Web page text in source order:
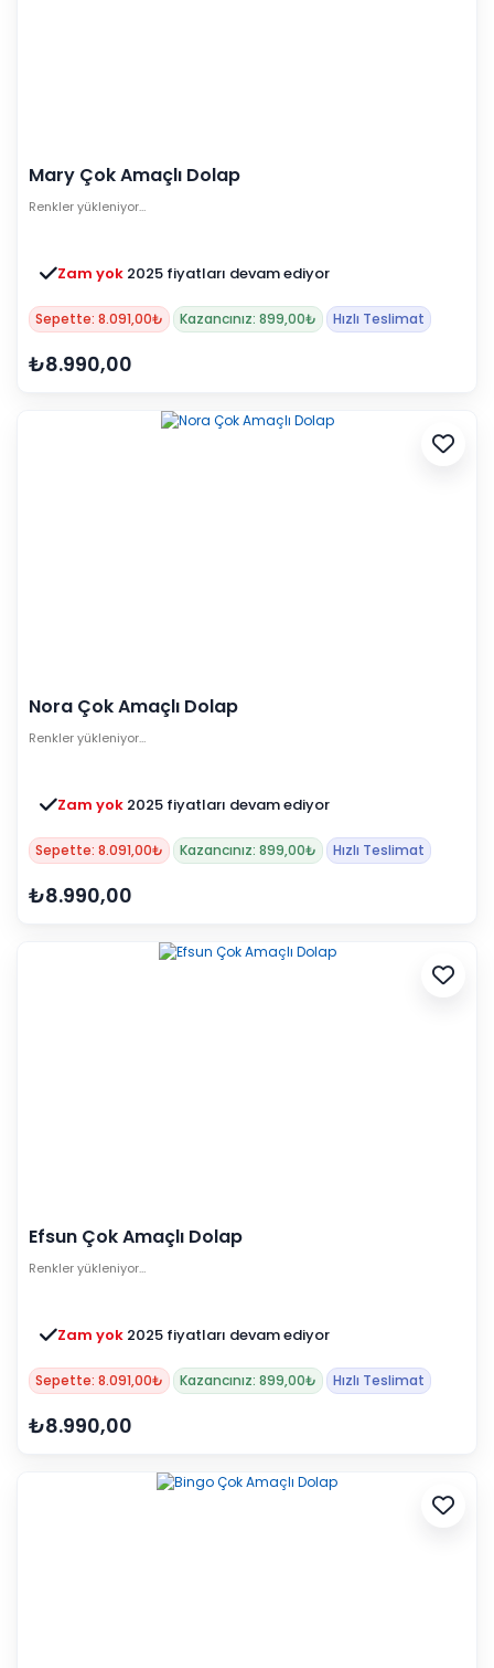
Mary Çok Amaçlı Dolap
Renkler yükleniyor…
Zam yok 2025 fiyatları devam ediyor
Sepette: 8.091,00₺ Kazancınız: 899,00₺ Hızlı Teslimat
₺8.990,00
Nora Çok Amaçlı Dolap
Renkler yükleniyor…
Zam yok 2025 fiyatları devam ediyor
Sepette: 8.091,00₺ Kazancınız: 899,00₺ Hızlı Teslimat
₺8.990,00
Efsun Çok Amaçlı Dolap
Renkler yükleniyor…
Zam yok 2025 fiyatları devam ediyor
Sepette: 8.091,00₺ Kazancınız: 899,00₺ Hızlı Teslimat
₺8.990,00